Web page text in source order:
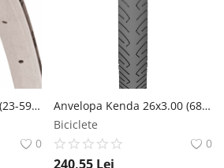
Anvelopa Kenda 26x1 (23-590) K196 Kontender Cursa Negru Kenda
0
Anvelopa Kenda 26x3.00 (68-559) Kraze SRC 30Tpi Kenda
Biciclete
0
240,55 Lei